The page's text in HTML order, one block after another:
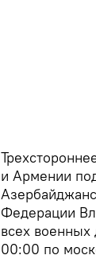
и Армении
Федерации
всех военных
00:00 по